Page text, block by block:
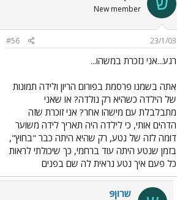
New member
23/1/03
#56
רגע...אני נזכרת במשהו...
אתה בשמנו פרסמת בפורום הריון ולידה תמונות
של הילדה כשהיא רק נולדה? או שאני
מתבלבלת עם מישהו אחר? אני זוכרת שזה
הדהים אותי, כי לילדה היה תאריך לידה משוער
דומה לזה של נטע, רק שהיא היתה כבר "בחוץ",
בזמן שנטע היתה עוד ברחמי, כך שיכולתי לראות
כל פעם איך נטע נראית לה שם בפנים
שרון9